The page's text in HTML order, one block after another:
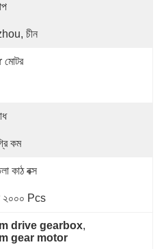
চীন
কম
কাঠ বক্স
২০০০ Pcs
drive gearbox,
gear motor